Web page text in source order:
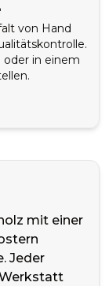
von Hand
oder in einem
mit einer
Jeder